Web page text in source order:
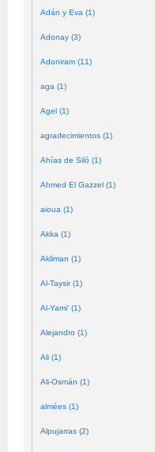
Adán y Eva (1)
Adonay (3)
Adoniram (11)
aga (1)
Agel (1)
agradecimientos (1)
Ahías de Siló (1)
Ahmed El Gazzel (1)
aioua (1)
Akka (1)
Akliman (1)
Al-Taysir (1)
Al-Yami' (1)
Alejandro (1)
Ali (1)
Ali-Osmán (1)
almées (1)
Alpujarras (2)